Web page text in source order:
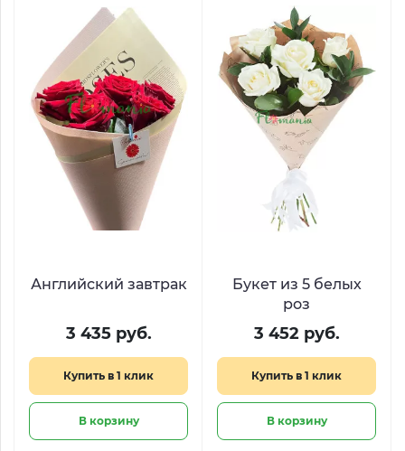
Английский завтрак
3 435 руб.
Купить в 1 клик
В корзину
Букет из 5 белых
роз
3 452 руб.
Купить в 1 клик
В корзину